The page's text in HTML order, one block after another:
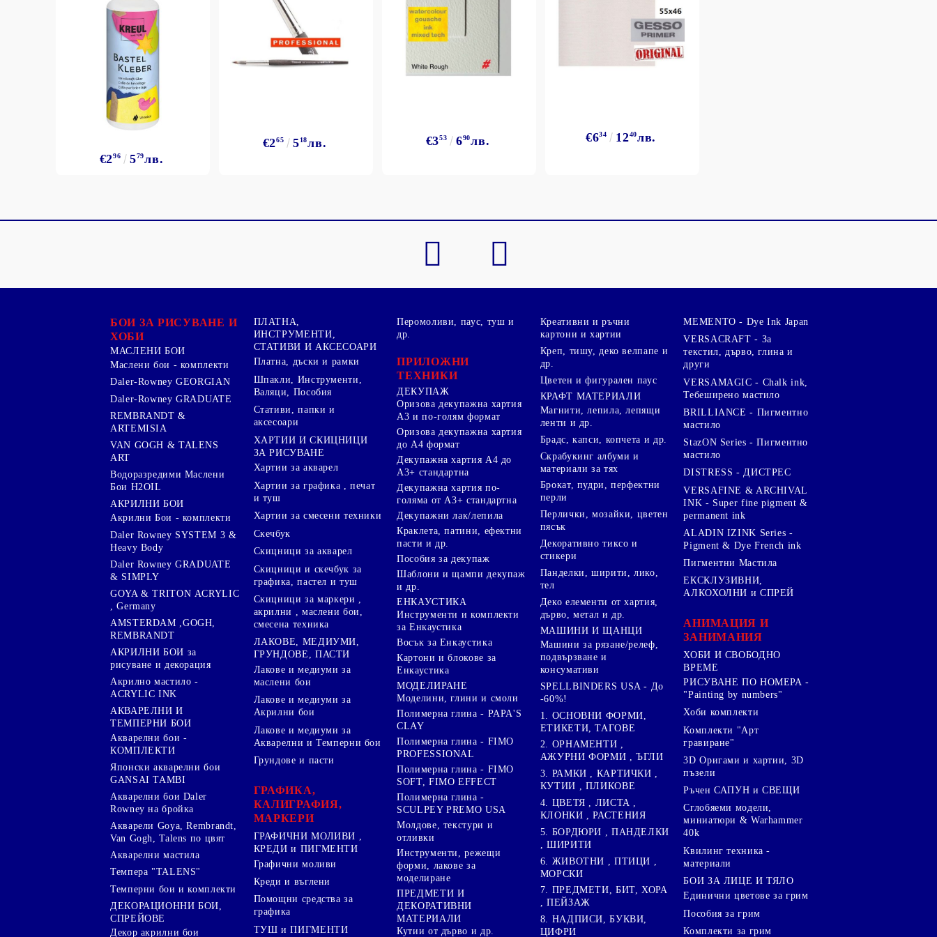
€296 579лв.
€265 518лв. €353 690лв. €634 1240лв.
БОИ ЗА РИСУВАНЕ И
ХОБИ
МАСЛЕНИ БОИ
Маслени бои - комплекти
Daler-Rowney GEORGIAN
Daler-Rowney GRADUATE
REMBRANDT &
ARTEMISIA
VAN GOGH & TALENS
ART
Водоразредими Маслени
Бои H2OIL
АКРИЛНИ БОИ
Акрилни Бои - комплекти
Daler Rowney SYSTEM 3 &
Heavy Body
Daler Rowney GRADUATE
& SIMPLY
GOYA & TRITON АCRYLIC
, Germany
AMSTERDAM ,GOGH,
REMBRANDT
АКРИЛНИ БОИ за
рисуване и декорация
Акрилно мастило -
ACRYLIC INK
АКВАРЕЛНИ И
ТЕМПЕРНИ БОИ
Акварелни бои -
КОМПЛЕКТИ
Японски акварелни бои
GANSAI TAMBI
Акварелни бои Daler
Rowney на бройка
Акварели Goya, Rembrandt,
Van Gogh, Talens по цвят
Акварелни мастила
Темпера "TALENS"
Темперни бои и комплекти
ДЕКОРАЦИОННИ БОИ,
СПРЕЙОВЕ
Декор акрилни бои
ПЛАТНА,
ИНСТРУМЕНТИ,
СТАТИВИ И АКСЕСОАРИ
Платна, дъски и рамки
Шпакли, Инструменти,
Валяци, Пособия
Стативи, папки и
аксесоари
ХАРТИИ И СКИЦНИЦИ
ЗА РИСУВАНЕ
Хартии за акварел
Хартии за графика , печат
и туш
Хартии за смесени техники
Скечбук
Скицници за акварел
Скицници и скечбук за
графика, пастел и туш
Скицници за маркери ,
акрилни , маслени бои,
смесена техника
ЛАКОВЕ, МЕДИУМИ,
ГРУНДОВЕ, ПАСТИ
Лакове и медиуми за
маслени бои
Лакове и медиуми за
Акрилни бои
Лакове и медиуми за
Акварелни и Темперни бои
Грундове и пасти
ГРАФИКА,
КАЛИГРАФИЯ,
МАРКЕРИ
ГРАФИЧНИ МОЛИВИ ,
КРЕДИ и ПИГМЕНТИ
Графични моливи
Креди и въглени
Помощни средства за
графика
ТУШ и ПИГМЕНТИ
Перомоливи, паус, туш и
др.
ПРИЛОЖНИ
ТЕХНИКИ
ДЕКУПАЖ
Оризова декупажна хартия
А3 и по-голям формат
Оризова декупажна хартия
до А4 формат
Декупажна хартия А4 до
А3+ стандартна
Декупажна хартия по-
голяма от А3+ стандартна
Декупажни лак/лепила
Краклета, патини, ефектни
пасти и др.
Пособия за декупаж
Шаблони и щампи декупаж
и др.
ЕНКАУСТИКА
Инструменти и комплекти
за Енкаустика
Восък за Енкаустика
Картони и блокове за
Енкаустика
МОДЕЛИРАНЕ
Моделини, глини и смоли
Полимерна глина - PAPA'S
CLAY
Полимерна глина - FIMO
PROFESSIONAL
Полимерна глина - FIMO
SOFT, FIMO EFFECT
Полимерна глина -
SCULPEY PREMO USA
Молдове, текстури и
отливки
Инструменти, режещи
форми, лакове за
моделиране
ПРЕДМЕТИ И
ДЕКОРАТИВНИ
МАТЕРИАЛИ
Кутии от дърво и др.
Креативни и ръчни
картони и хартии
Креп, тишу, деко велпапе и
др.
Цветен и фигурален паус
КРАФТ МАТЕРИАЛИ
Магнити, лепила, лепящи
ленти и др.
Брадс, капси, копчета и др.
Скрабукинг албуми и
материали за тях
Брокат, пудри, перфектни
перли
Перлички, мозайки, цветен
пясък
Декоративно тиксо и
стикери
Панделки, ширити, лико,
тел
Деко елементи от хартия,
дърво, метал и др.
МАШИНИ И ЩАНЦИ
Машини за рязане/релеф,
подвързване и
консумативи
SPELLBINDERS USA - До
-60%!
1. ОСНОВНИ ФОРМИ,
ЕТИКЕТИ, ТАГОВЕ
2. ОРНАМЕНТИ ,
АЖУРНИ ФОРМИ , ЪГЛИ
3. РАМКИ , КАРТИЧКИ ,
КУТИИ , ПЛИКОВЕ
4. ЦВЕТЯ , ЛИСТА ,
КЛОНКИ , РАСТЕНИЯ
5. БОРДЮРИ , ПАНДЕЛКИ
, ШИРИТИ
6. ЖИВОТНИ , ПТИЦИ ,
МОРСКИ
7. ПРЕДМЕТИ, БИТ, ХОРА
, ПЕЙЗАЖ
8. НАДПИСИ, БУКВИ,
ЦИФРИ
MEMENTO - Dye Ink Japan
VERSACRAFT - За
текстил, дърво, глина и
други
VERSAMAGIC - Chalk ink,
Тебеширено мастило
BRILLIANCE - Пигментно
мастило
StazON Series - Пигментно
мастило
DISTRESS - ДИСТРЕС
VERSAFINE & ARCHIVAL
INK - Super fine pigment &
permanent ink
ALADIN IZINK Series -
Pigment & Dye French ink
Пигментни Мастила
ЕКСКЛУЗИВНИ,
АЛКОХОЛНИ и СПРЕЙ
АНИМАЦИЯ И
ЗАНИМАНИЯ
ХОБИ И СВОБОДНО
ВРЕМЕ
РИСУВАНЕ ПО НОМЕРА -
"Painting by numbers"
Хоби комплекти
Комплекти "Арт
гравиране"
3D Оригами и хартии, 3D
пъзели
Ръчен САПУН и СВЕЩИ
Сглобяеми модели,
миниатюри & Warhammer
40k
Квилинг техника -
материали
БОИ ЗА ЛИЦЕ И ТЯЛО
Единични цветове за грим
Пособия за грим
Комплекти за грим